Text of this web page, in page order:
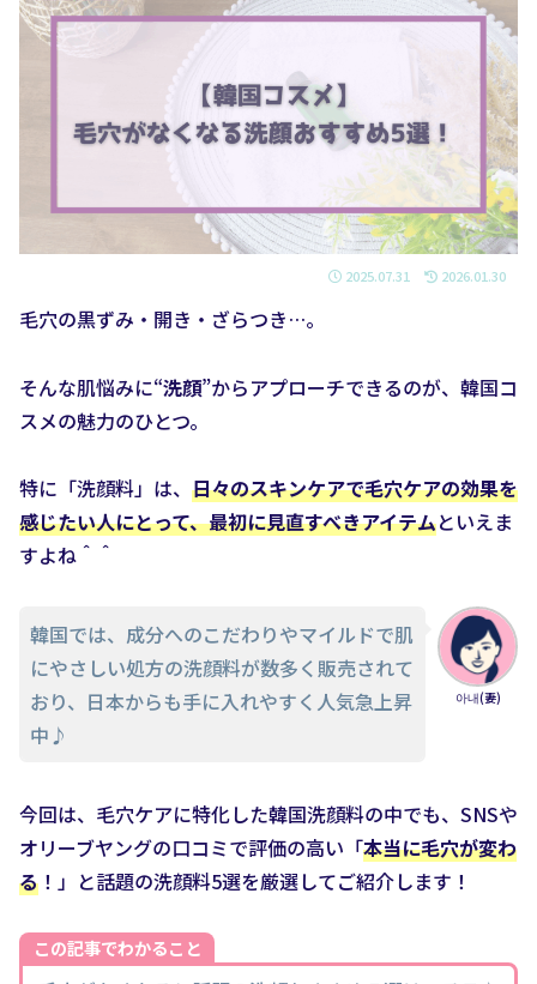
2025.07.31 2026.01.30
毛穴の黒ずみ・開き・ざらつき…。
そんな肌悩みに“洗顔”からアプローチできるのが、韓国コ
スメの魅力のひとつ。
特に「洗顔料」は、 日々のスキンケアで毛穴ケアの効果を
感じたい人にとって、最初に見直すべきアイテムといえま
すよね＾＾
아내(妻)
韓国では、成分へのこだわりやマイルドで肌
にやさしい処方の洗顔料が数多く販売されて
おり、日本からも手に入れやすく人気急上昇
中♪
今回は、毛穴ケアに特化した韓国洗顔料の中でも、SNSや
オリーブヤングの口コミで評価の高い「本当に毛穴が変わ
る ！」と話題の洗顔料5選を厳選してご紹介します！
この記事でわかること